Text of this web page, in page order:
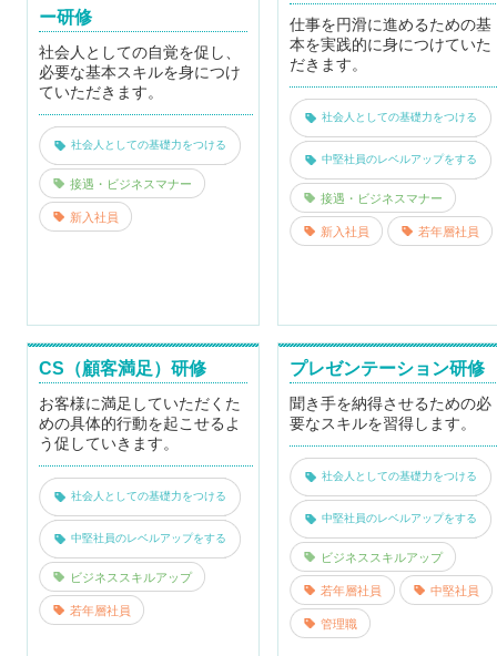
ー研修
社会人としての自覚を促し、
必要な基本スキルを身につけ
ていただきます。
社会人としての基礎力をつける
接遇・ビジネスマナー
新入社員
仕事を円滑に進めるための基
本を実践的に身につけていた
だきます。
社会人としての基礎力をつける
中堅社員のレベルアップをする
接遇・ビジネスマナー
新入社員 若年層社員
CS（顧客満足）研修
お客様に満足していただくた
めの具体的行動を起こせるよ
う促していきます。
社会人としての基礎力をつける
中堅社員のレベルアップをする
ビジネススキルアップ
若年層社員
プレゼンテーション研修
聞き手を納得させるための必
要なスキルを習得します。
社会人としての基礎力をつける
中堅社員のレベルアップをする
ビジネススキルアップ
若年層社員 中堅社員
管理職